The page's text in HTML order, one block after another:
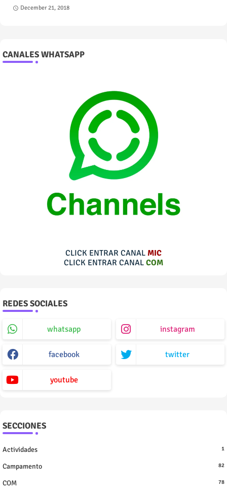
December 21, 2018
CANALES WHATSAPP
CLICK ENTRAR CANAL MIC
CLICK ENTRAR CANAL COM
REDES SOCIALES
whatsapp instagram
facebook twitter
youtube
SECCIONES
Actividades 1
Campamento 82
COM 78